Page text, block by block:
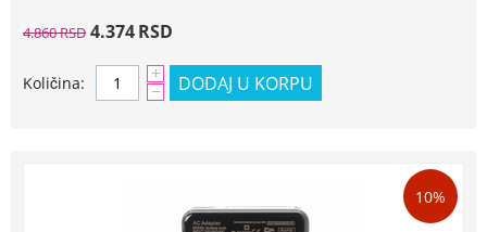
4.860RSD 4.374RSD
Količina: +
− DODAJ U KORPU
10%